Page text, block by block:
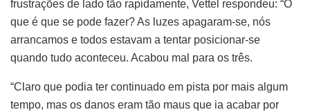
frustrações de lado tão rapidamente, Vettel respondeu: “O
que é que se pode fazer? As luzes apagaram-se, nós
arrancamos e todos estavam a tentar posicionar-se
quando tudo aconteceu. Acabou mal para os três.
“Claro que podia ter continuado em pista por mais algum
tempo, mas os danos eram tão maus que ia acabar por